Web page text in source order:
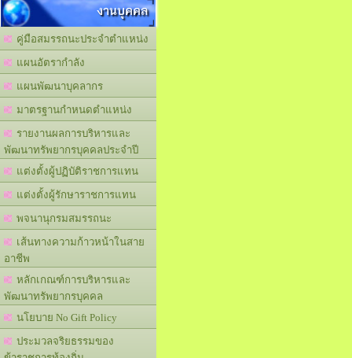
งานบุคคล
คู่มือสมรรถนะประจำตำแหน่ง
แผนอัตรากำลัง
แผนพัฒนาบุคลากร
มาตรฐานกำหนดตำแหน่ง
รายงานผลการบริหารและ
พัฒนาทรัพยากรบุคคลประจำปี
แต่งตั้งผู้ปฏิบัติราชการแทน
แต่งตั้งผู้รักษาราชการแทน
พจนานุกรมสมรรถนะ
เส้นทางความก้าวหน้าในสาย
อาชีพ
หลักเกณฑ์การบริหารและ
พัฒนาทรัพยากรบุคคล
นโยบาย No Gift Policy
ประมวลจริยธรรมของ